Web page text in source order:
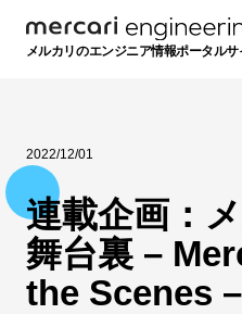
メルカリのエンジニア情報ポータルサ
2022/12/01
連載企画：
舞台裏 –
the Scenes –